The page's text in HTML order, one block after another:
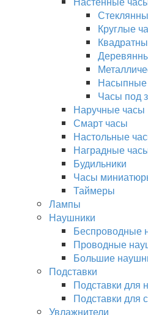
Круглые
Насыпные
Часы под
Наручные часы
Смарт часы
Настольные
Наградные
Будильники
Часы
Таймеры
Лампы
Наушники
Беспроводные
Проводные
Большие
Подставки
Подставки для
Подставки для
Увлажнители